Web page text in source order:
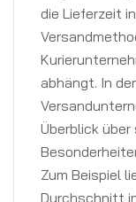
die Lieferzeit
abhängt. In
Überblick
Zum Beispiel
Durchschnitt